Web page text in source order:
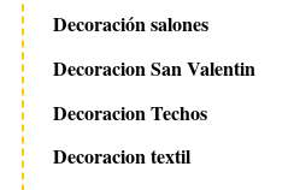
Decoración salones
Decoracion San Valentin
Decoracion Techos
Decoracion textil